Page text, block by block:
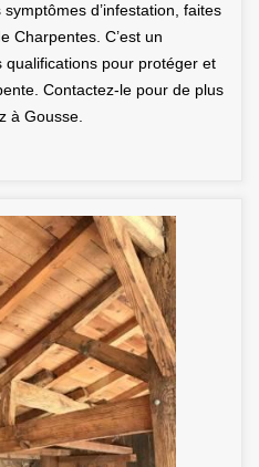
d’infestation, faites
Charpentes. C’est un
pour protéger et
Contactez-le pour de plus
à Gousse.